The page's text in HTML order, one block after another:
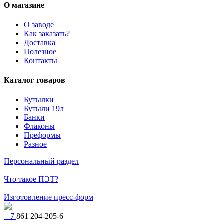
О магазине
О заводе
Как заказать?
Доставка
Полезное
Контакты
Каталог товаров
Бутылки
Бутыли 19л
Банки
Флаконы
Преформы
Разное
Персональный раздел
Что такое ПЭТ?
Изготовление пресс-форм
+ 7 861 204-205-6